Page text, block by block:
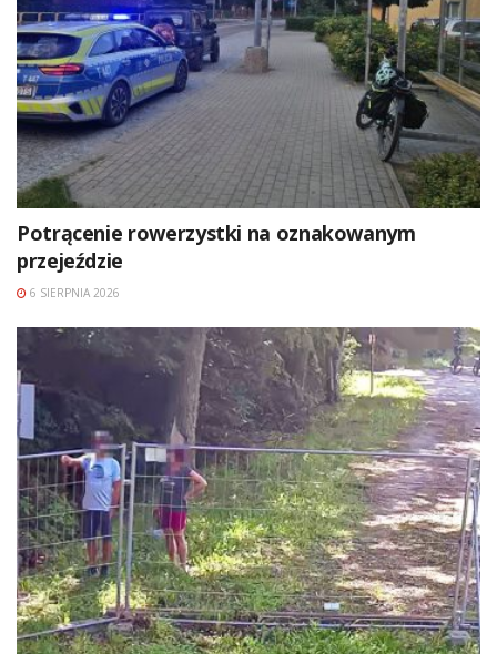
Potrącenie rowerzystki na oznakowanym
przejeździe
6 SIERPNIA 2026